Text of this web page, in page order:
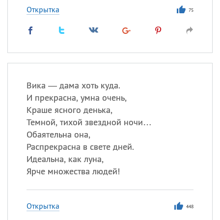
Открытка 75
Вика — дама хоть куда.
И прекрасна, умна очень,
Краше ясного денька,
Темной, тихой звездной ночи…
Обаятельна она,
Распрекрасна в свете дней.
Идеальна, как луна,
Ярче множества людей!
Открытка 448